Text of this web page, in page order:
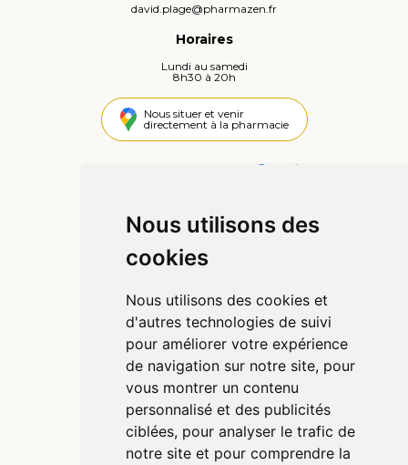
Nous utilisons des
cookies
Nous utilisons des cookies et
d'autres technologies de suivi
pour améliorer votre expérience
de navigation sur notre site, pour
vous montrer un contenu
personnalisé et des publicités
ciblées, pour analyser le trafic de
notre site et pour comprendre la
david.plage@pharmazen.fr
Horaires
Lundi au samedi
8h30 à 20h
Nous situer et venir
directement à la pharmacie
Informations
Qui sommes-nous ?
Déclarer un effet indésirable
Mentions légales
CGV
Données personnelles
Cookies
Préférences Cookies